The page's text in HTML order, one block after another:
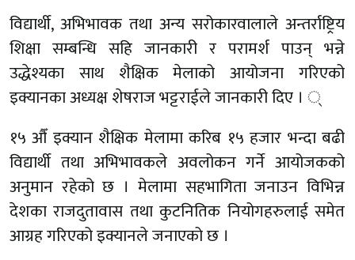
विद्यार्थी, अभिभावक तथा अन्य सरोकारवालाले अन्तर्राष्ट्रिय
शिक्षा सम्बन्धि सहि जानकारी र परामर्श पाउन् भन्ने
उद्धेश्यका साथ शैक्षिक मेलाको आयोजना गरिएको
इक्यानका अध्यक्ष शेषराज भट्टराईले जानकारी दिए । ्
१५ औँ इक्यान शैक्षिक मेलामा करिब १५ हजार भन्दा बढी
विद्यार्थी तथा अभिभावकले अवलोकन गर्ने आयोजकको
अनुमान रहेको छ । मेलामा सहभागिता जनाउन विभिन्न
देशका राजदुतावास तथा कुटनितिक नियोगहरुलाई समेत
आग्रह गरिएको इक्यानले जनाएको छ ।